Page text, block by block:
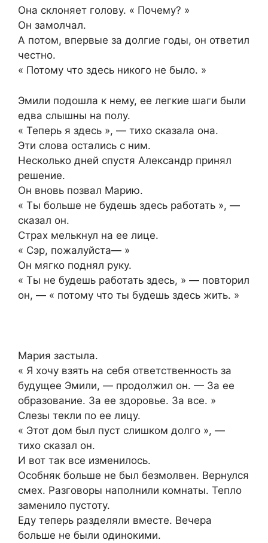
Она склоняет голову. « Почему? »
Он замолчал.
А потом, впервые за долгие годы, он ответил
честно.
« Потому что здесь никого не было. »
Эмили подошла к нему, ее легкие шаги были
едва слышны на полу.
« Теперь я здесь », — тихо сказала она.
Эти слова остались с ним.
Несколько дней спустя Александр принял
решение.
Он вновь позвал Марию.
« Ты больше не будешь здесь работать », —
сказал он.
Страх мелькнул на ее лице.
« Сэр, пожалуйста— »
Он мягко поднял руку.
« Ты не будешь работать здесь, » — повторил
он, — « потому что ты будешь здесь жить. »
Мария застыла.
« Я хочу взять на себя ответственность за
будущее Эмили, — продолжил он. — За ее
образование. За ее здоровье. За все. »
Слезы текли по ее лицу.
« Этот дом был пуст слишком долго », —
тихо сказал он.
И вот так все изменилось.
Особняк больше не был безмолвен. Вернулся
смех. Разговоры наполнили комнаты. Тепло
заменило пустоту.
Еду теперь разделяли вместе. Вечера
больше не были одинокими.